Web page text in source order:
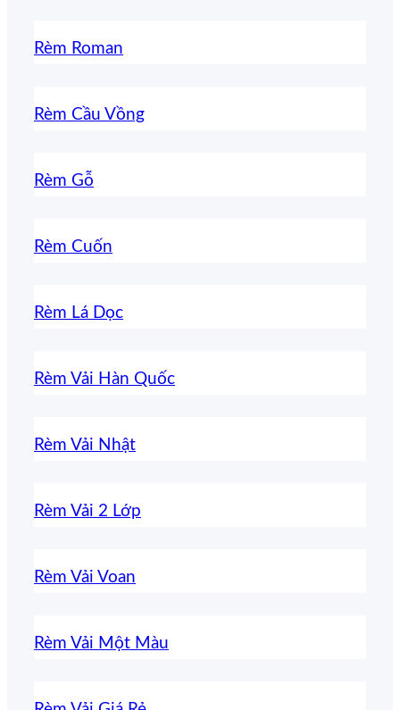
Rèm Roman
Rèm Cầu Vồng
Rèm Gỗ
Rèm Cuốn
Rèm Lá Dọc
Rèm Vải Hàn Quốc
Rèm Vải Nhật
Rèm Vải 2 Lớp
Rèm Vải Voan
Rèm Vải Một Màu